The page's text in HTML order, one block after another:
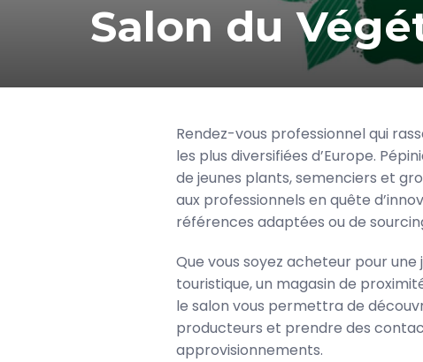
Salon du
Rendez-vous professionnel qui
les plus diversifiées d’Europe.
de jeunes plants, semenciers et
aux professionnels en quête
références adaptées ou de
Que vous soyez acheteur pour
touristique, un magasin de
le salon vous permettra de
producteurs et prendre des
approvisionnements.